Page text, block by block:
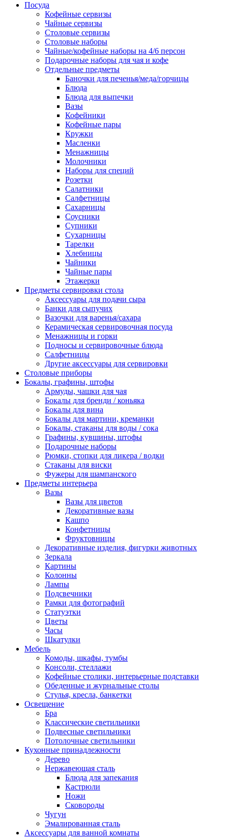
Посуда
Кофейные сервизы
Чайные сервизы
Столовые сервизы
Столовые наборы
Чайные/кофейные наборы на 4/6 персон
Подарочные наборы для чая и кофе
Отдельные предметы
Баночки для печенья/меда/горчицы
Блюда
Блюда для выпечки
Вазы
Кофейники
Кофейные пары
Кружки
Масленки
Менажницы
Молочники
Наборы для специй
Розетки
Салатники
Салфетницы
Сахарницы
Соусники
Супники
Сухарницы
Тарелки
Хлебницы
Чайники
Чайные пары
Этажерки
Предметы сервировки стола
Аксессуары для подачи сыра
Банки для сыпучих
Вазочки для варенья/сахара
Керамическая сервировочная посуда
Менажницы и горки
Подносы и сервировочные блюда
Салфетницы
Другие аксессуары для сервировки
Столовые приборы
Бокалы, графины, штофы
Армуды, чашки для чая
Бокалы для бренди / коньяка
Бокалы для вина
Бокалы для мартини, креманки
Бокалы, стаканы для воды / сока
Графины, кувшины, штофы
Подарочные наборы
Рюмки, стопки для ликера / водки
Стаканы для виски
Фужеры для шампанского
Предметы интерьера
Вазы
Вазы для цветов
Декоративные вазы
Кашпо
Конфетницы
Фруктовницы
Декоративные изделия, фигурки животных
Зеркала
Картины
Колонны
Лампы
Подсвечники
Рамки для фотографий
Статуэтки
Цветы
Часы
Шкатулки
Мебель
Комоды, шкафы, тумбы
Консоли, стеллажи
Кофейные столики, интерьерные подставки
Обеденные и журнальные столы
Стулья, кресла, банкетки
Освещение
Бра
Классические светильники
Подвесные светильники
Потолочные светильники
Кухонные принадлежности
Дерево
Нержавеющая сталь
Блюда для запекания
Кастрюли
Ножи
Сковороды
Чугун
Эмалированная сталь
Аксессуары для ванной комнаты